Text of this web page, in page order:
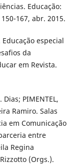
Educação:
167, abr. 2015.
especial
da
em Revista.
Dias; PIMENTEL,
Ramiro. Salas
em Comunicação
entre
Regina
(Orgs.).